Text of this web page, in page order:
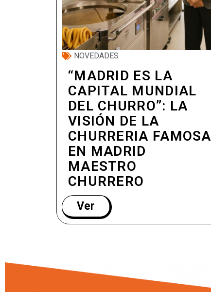
NOVEDADES
“MADRID ES LA
CAPITAL MUNDIAL
DEL CHURRO”: LA
VISIÓN DE LA
CHURRERIA FAMOSA
EN MADRID
MAESTRO
CHURRERO
Ver